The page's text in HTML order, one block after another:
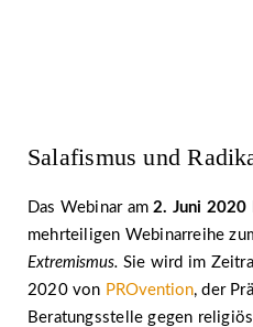
Salafismus und
Das Webinar am2. Juni 2020
mehrteiligen Webinarreihe
Extremismus. Sie wird im
2020 von PROvention, der
Beratungsstelle gegen